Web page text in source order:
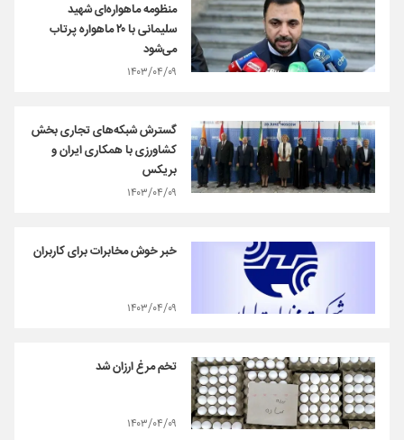
منظومه ماهواره‌ای شهید
سلیمانی با ۲۰ ماهواره پرتاب
می‌شود
۱۴۰۳/۰۴/۰۹
گسترش شبکه‌های تجاری بخش
کشاورزی با همکاری ایران و
بریکس
۱۴۰۳/۰۴/۰۹
خبر خوش مخابرات برای کاربران
۱۴۰۳/۰۴/۰۹
تخم مرغ ارزان شد
۱۴۰۳/۰۴/۰۹